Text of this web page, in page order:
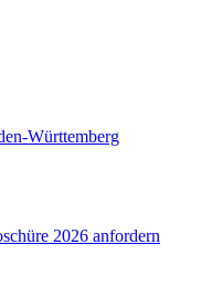
Württemberg
2026 anfordern